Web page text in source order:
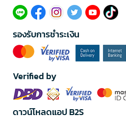
รองรับการชำระเงิน
Verified by
ดาวน์โหลดแอป B2S